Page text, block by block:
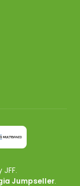
Jumpseller.